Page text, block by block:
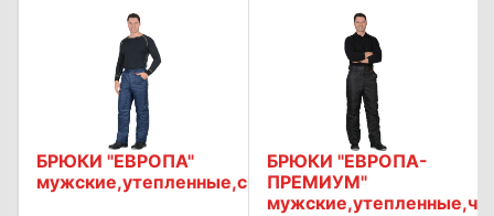
БРЮКИ "ЕВРОПА"
мужские,утепленные,синие.
БРЮКИ "ЕВРОПА-
ПРЕМИУМ"